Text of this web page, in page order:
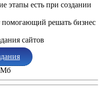
этапы есть при создании
помогающий решать бизнес
сайтов
Мб